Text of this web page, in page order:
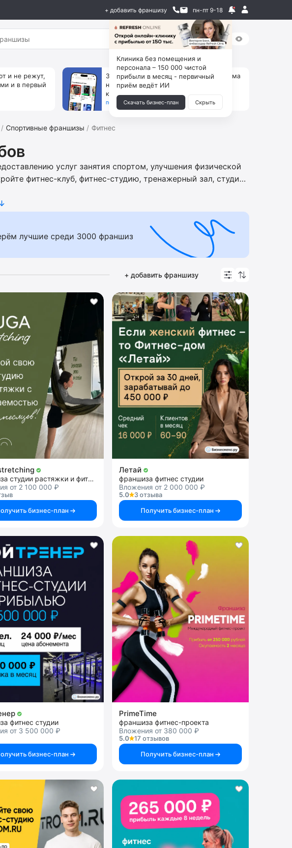
+ добавить франшизу пн-пт 9-18
и не режут,
и в первый
За 90 тыс. открой магазин на Авито, дома
ни коробок, ни товара, ни склада, зато
каждый месяц +125 тыс. чистыми
получить бизнес-план ↓
Спортивные франшизы Фитнес
услуг занятия спортом, улучшения физической
фитнес-клуб, фитнес-студию, тренажерный зал, студию
помощь в запуске и ведении бизнеса, разработке
материалов, поиске локации, подборе и обучении
оборудования, разработанной маркетинговой
бизнеса. В подборку попадают популярные франшизы с
категории:бассейны и акварпарки
спортивное
лучшие среди 3000 франшиз
+ добавить франшизу
франшиза студии растяжки и фитнеса
от 2 100 000 ₽
бизнес-план
Летай
франшиза фитнес студии
Вложения от 2 000 000 ₽
5.0
3 отзыва
Получить бизнес-план
фитнес студии
от 3 500 000 ₽
бизнес-план
PrimeTime
франшиза фитнес-проекта
Вложения от 380 000 ₽
5.0
17 отзывов
Получить бизнес-план
Клиника без помещения и
персонала – 150 000 чистой
прибыли в месяц - первичный
приём ведёт ИИ
Скачать бизнес-план Скрыть